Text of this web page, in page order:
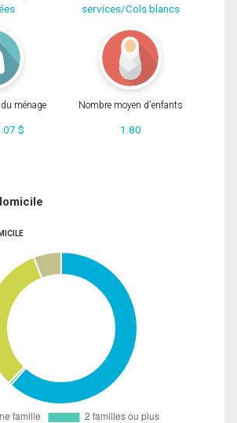
services/Cols blancs
ménage
$
Nombre moyen d'enfants
1.80